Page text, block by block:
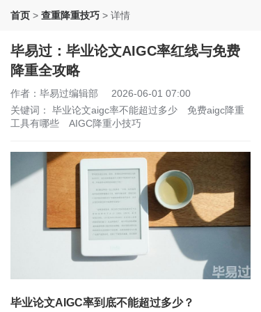
首页 > 查重降重技巧 > 详情
毕易过：毕业论文AIGC率红线与免费
降重全攻略
作者：毕易过编辑部
2026-06-01 07:00
关键词： 毕业论文aigc率不能超过多少
免费aigc降重
工具有哪些
AIGC降重小技巧
毕业论文AIGC率到底不能超过多少？